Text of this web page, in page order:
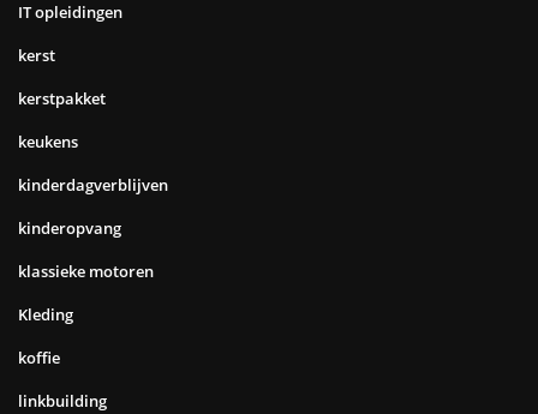
IT opleidingen
kerst
kerstpakket
keukens
kinderdagverblijven
kinderopvang
klassieke motoren
Kleding
koffie
linkbuilding